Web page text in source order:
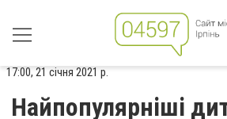
17:00, 21 січня 2021 р.
Найпопулярніші